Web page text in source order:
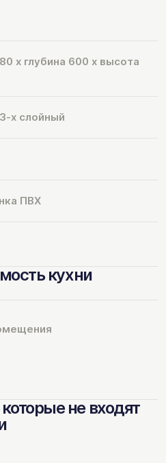
х глубина 600 х высота
х слойный
ПВХ
кухни
не входят